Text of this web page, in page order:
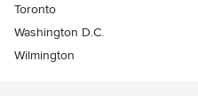
Toronto
Washington D.C.
Wilmington